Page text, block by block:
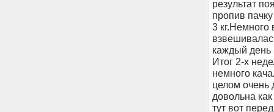
результат
пропив
3
каждый день
Итог 2-х
немного
целом очень
довольна
тут вот